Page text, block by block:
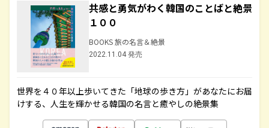
共感と勇気がわく韓国のことばと絶景
１００
BOOKS 旅の名言＆絶景
2022.11.04 発売
世界を４０年以上歩いてきた「地球の歩き方」があなたにお届
けする、人生を輝かせる韓国の名言と癒やしの絶景集